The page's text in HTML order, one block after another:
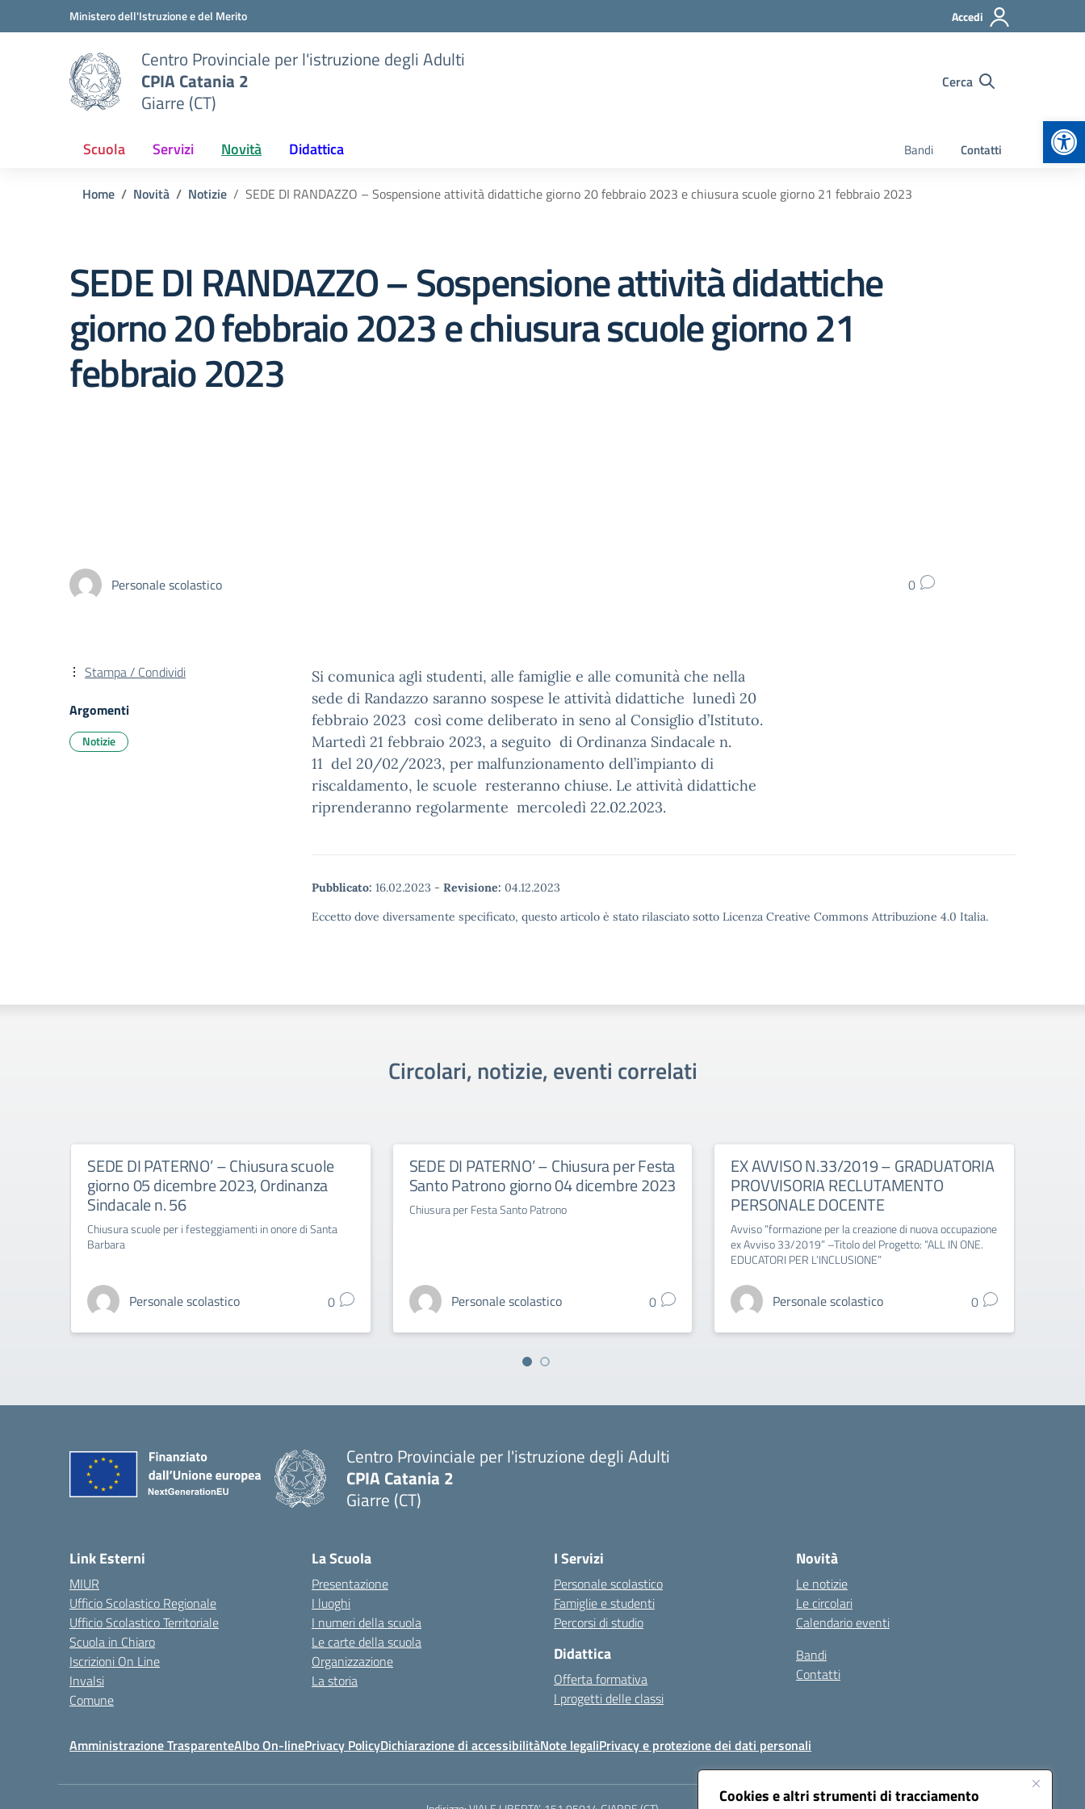
Cookies e altri strumenti di tracciamento
Vai ai contenuti
Vai al menu di navigazioneMinistero dell'Istruzione e del Merito Accedi
Centro Provinciale per l'istruzione degli Adulti
CPIA Catania 2
Giarre (CT)
Cerca
Scuola Servizi Novità Didattica Bandi Contatti
Home Novità Notizie SEDE DI RANDAZZO – Sospensione attività didattiche giorno 20 febbraio 2023 e chiusura scuole giorno 21 febbraio 2023
SEDE DI RANDAZZO – Sospensione attività didattiche
giorno 20 febbraio 2023 e chiusura scuole giorno 21
febbraio 2023
Personale scolastico 0
Si comunica agli studenti, alle famiglie e alle comunità che nella
sede di Randazzo saranno sospese le attività didattiche lunedì 20
febbraio 2023 così come deliberato in seno al Consiglio d’Istituto.
Martedì 21 febbraio 2023, a seguito di Ordinanza Sindacale n.
11 del 20/02/2023, per malfunzionamento dell’impianto di
riscaldamento, le scuole resteranno chiuse. Le attività didattiche
riprenderanno regolarmente mercoledì 22.02.2023.
Pubblicato: 16.02.2023 - Revisione: 04.12.2023
Eccetto dove diversamente specificato, questo articolo è stato rilasciato sotto Licenza Creative Commons Attribuzione 4.0 Italia.
Stampa / Condividi
Argomenti
Notizie
Circolari, notizie, eventi correlati
SEDE DI PATERNO’ – Chiusura scuole
giorno 05 dicembre 2023, Ordinanza
Sindacale n. 56
Chiusura scuole per i festeggiamenti in onore di Santa
Barbara
Personale scolastico 0
SEDE DI PATERNO’ – Chiusura per Festa
Santo Patrono giorno 04 dicembre 2023
Chiusura per Festa Santo Patrono
Personale scolastico 0
EX AVVISO N.33/2019 – GRADUATORIA
PROVVISORIA RECLUTAMENTO
PERSONALE DOCENTE
Avviso “formazione per la creazione di nuova occupazione
ex Avviso 33/2019” –Titolo del Progetto: “ALL IN ONE.
EDUCATORI PER L’INCLUSIONE”
Personale scolastico 0
Centro Provinciale per l'istruzione degli Adulti
CPIA Catania 2
Giarre (CT)
Link Esterni
MIUR
Ufficio Scolastico Regionale
Ufficio Scolastico Territoriale
Scuola in Chiaro
Iscrizioni On Line
Invalsi
Comune
La Scuola
Presentazione
I luoghi
I numeri della scuola
Le carte della scuola
Organizzazione
La storia
I Servizi
Personale scolastico
Famiglie e studenti
Percorsi di studio
Didattica
Offerta formativa
I progetti delle classi
Novità
Le notizie
Le circolari
Calendario eventi
Bandi
Contatti
Amministrazione TrasparenteAlbo On-linePrivacy PolicyDichiarazione di accessibilitàNote legaliPrivacy e protezione dei dati personali